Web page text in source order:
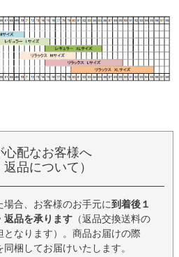
心配なお客様へ
返品について）
合、お客様のお手元に到着後１
返品を承ります （返品交換送料の
となります）。商品お届けの際
梱してお届けいたします。